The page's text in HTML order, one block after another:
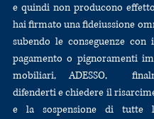
e quindi non producono
hai firmato una fideiussione
subendo le conseguenze con
pagamento o pignoramenti
mobiliari, ADESSO,
difenderti e chiedere il
e la sospensione di tutte